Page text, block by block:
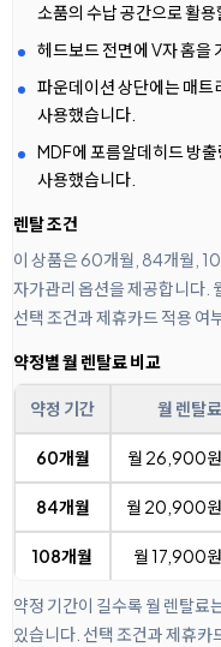
소품의 수납 공간으로 활용
헤드보드 전면에 V자 홈을
파운데이션 상단에는 매트
사용했습니다.
MDF에 포름알데히드 방
사용했습니다.
렌탈 조건
이 상품은 60개월, 84개월,
자가관리 옵션을 제공합니다.
선택 조건과 제휴카드 적용 여
약정별 월 렌탈료 비교
약정 기간 월 렌탈료
60개월 월 26,900원
84개월 월 20,900원
108개월 월 17,900원
약정 기간이 길수록 월 렌탈료
있습니다. 선택 조건과 제휴카